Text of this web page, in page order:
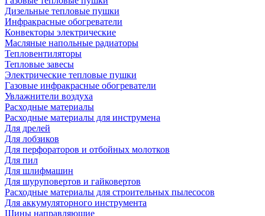
Дизельные тепловые пушки
Инфракрасные обогреватели
Конвекторы электрические
Масляные напольные радиаторы
Тепловентиляторы
Тепловые завесы
Электрические тепловые пушки
Газовые инфракрасные обогреватели
Увлажнители воздуха
Расходные материалы
Расходные материалы для инструмена
Для дрелей
Для лобзиков
Для перфораторов и отбойных молотков
Для пил
Для шлифмашин
Для шуруповертов и гайковертов
Расходные материалы для строительных пылесосов
Для аккумуляторного инструмента
Шины направляющие